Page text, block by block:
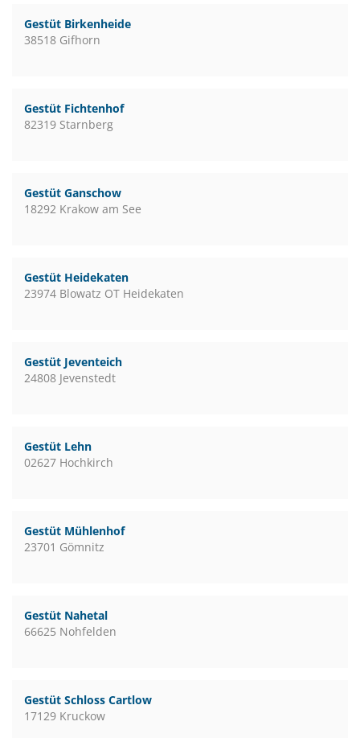
Gestüt Birkenheide
38518 Gifhorn
Gestüt Fichtenhof
82319 Starnberg
Gestüt Ganschow
18292 Krakow am See
Gestüt Heidekaten
23974 Blowatz OT Heidekaten
Gestüt Jeventeich
24808 Jevenstedt
Gestüt Lehn
02627 Hochkirch
Gestüt Mühlenhof
23701 Gömnitz
Gestüt Nahetal
66625 Nohfelden
Gestüt Schloss Cartlow
17129 Kruckow